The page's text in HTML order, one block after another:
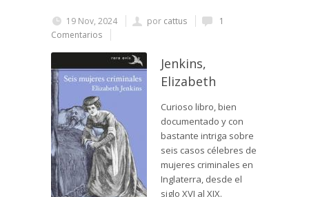
19 Nov, 2024 por cattus
1
Comentarios
Jenkins,
Elizabeth
Curioso libro, bien
documentado y con
bastante intriga sobre
seis casos célebres de
mujeres criminales en
Inglaterra, desde el
siglo XVI al XIX.